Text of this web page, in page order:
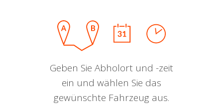
Geben Sie Abholort und -zeit
ein und wählen Sie das
gewünschte Fahrzeug aus.